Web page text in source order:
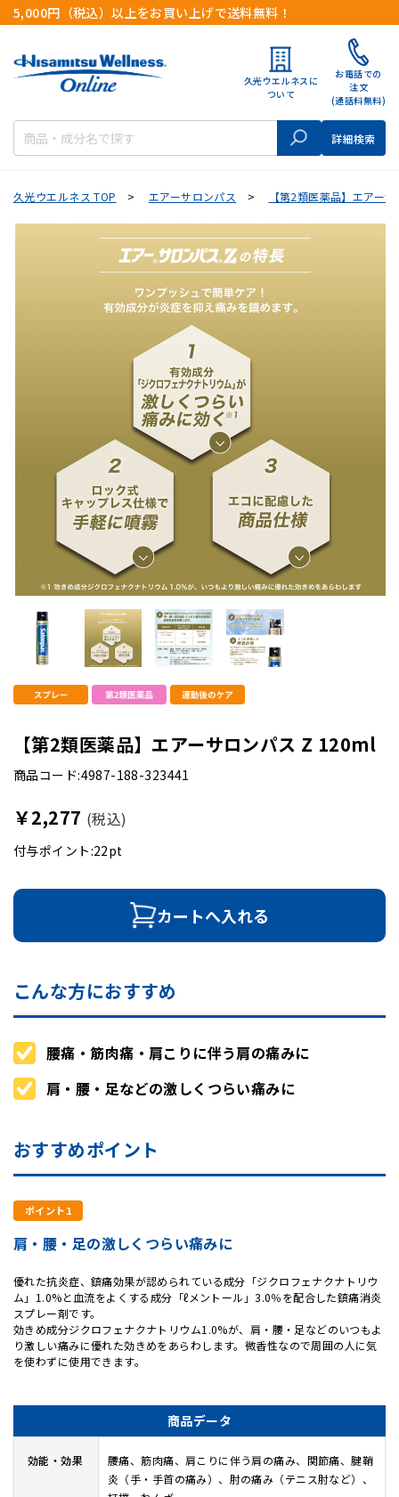
5,000円（税込）以上をお買い上げで送料無料！
久光ウエルネスに
ついて
お電話での
注文
(通話料無料)
検索 詳細検索
久光ウエルネス TOP > エアーサロンパス > 【第2類医薬品】エアー
【第2類医薬品】エアーサロンパス Z 120ml
商品コード:4987-188-323441
￥2,277 (税込)
付与ポイント:22pt
カートへ入れる
こんな方におすすめ
腰痛・筋肉痛・肩こりに伴う肩の痛みに
肩・腰・足などの激しくつらい痛みに
おすすめポイント
ポイント1
肩・腰・足の激しくつらい痛みに
優れた抗炎症、鎮痛効果が認められている成分「ジクロフェナクナトリウ
ム」1.0%と血流をよくする成分「ℓメントール」3.0％を配合した鎮痛消炎
スプレー剤です。
効きめ成分ジクロフェナクナトリウム1.0%が、肩・腰・足などのいつもよ
り激しい痛みに優れた効きめをあらわします。微香性なので周囲の人に気
を使わずに使用できます。
商品データ
効能・効果
腰痛、筋肉痛、肩こりに伴う肩の痛み、関節痛、腱鞘
炎（手・手首の痛み）、肘の痛み（テニス肘など）、